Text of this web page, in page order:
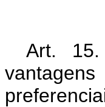
Art.